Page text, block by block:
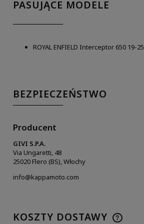
PASUJĄCE MODELE
ROYAL ENFIELD Interceptor 650 19-25
BEZPIECZEŃSTWO
Producent
GIVI S.P.A.
Via Ungaretti, 48
25020 Flero (BS), Włochy
info@kappamoto.com
KOSZTY DOSTAWY